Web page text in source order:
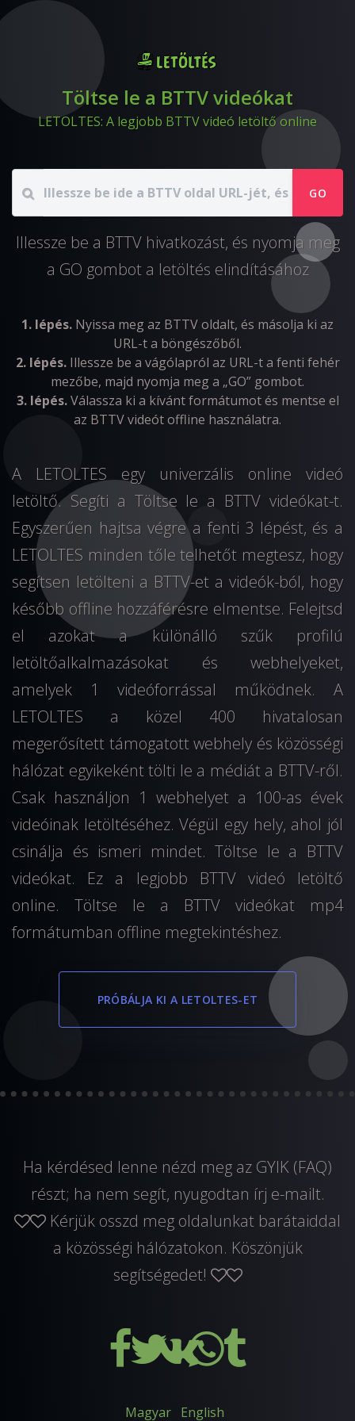
Töltse le a BTTV videókat
LETOLTES: A legjobb BTTV videó letöltő online
GO
Illessze be a BTTV hivatkozást, és nyomja meg
a GO gombot a letöltés elindításához
1. lépés. Nyissa meg az BTTV oldalt, és másolja ki az
URL-t a böngészőből.
2. lépés.Illessze be a vágólapról az URL-t a fenti fehér
mezőbe, majd nyomja meg a „GO” gombot.
3. lépés.Válassza ki a kívánt formátumot és mentse el
az BTTV videót offline használatra.
A LETOLTES egy univerzális online videó
letöltő. Segíti a Töltse le a BTTV videókat-t.
Egyszerűen hajtsa végre a fenti 3 lépést, és a
LETOLTES minden tőle telhetőt megtesz, hogy
segítsen letölteni a BTTV-et a videók-ból, hogy
később offline hozzáférésre elmentse. Felejtsd
el azokat a különálló szűk profilú
letöltőalkalmazásokat és webhelyeket,
amelyek 1 videóforrással működnek. A
LETOLTES a közel 400 hivatalosan
megerősített támogatott webhely és közösségi
hálózat egyikeként tölti le a médiát a BTTV-ről.
Csak használjon 1 webhelyet a 100-as évek
videóinak letöltéséhez. Végül egy hely, ahol jól
csinálja és ismeri mindet. Töltse le a BTTV
videókat. Ez a legjobb BTTV videó letöltő
online. Töltse le a BTTV videókat mp4
formátumban offline megtekintéshez.
PRÓBÁLJA KI A LETOLTES-ET
Ha kérdésed lenne nézd meg az GYIK (FAQ)
részt; ha nem segít, nyugodtan írj e-mailt.
Kérjük osszd meg oldalunkat barátaiddal
a közösségi hálózatokon. Köszönjük
segítségedet!
Magyar English